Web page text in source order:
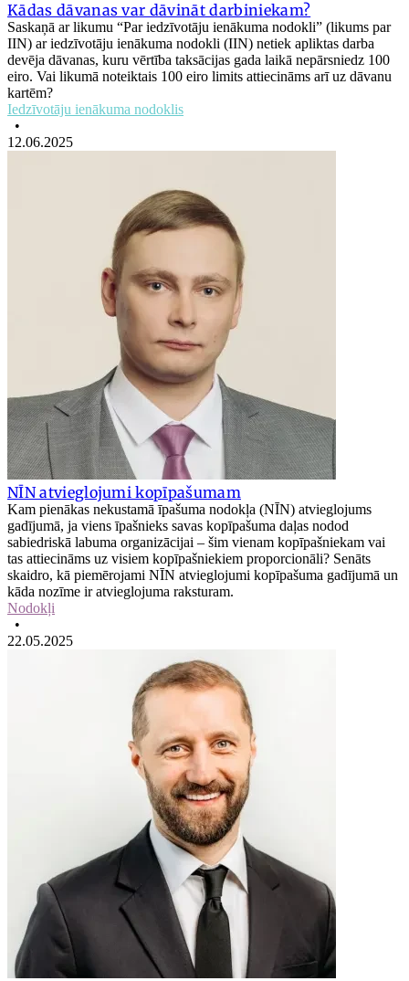
Kādas dāvanas var dāvināt darbiniekam?
Saskaņā ar likumu “Par iedzīvotāju ienākuma nodokli” (likums par
IIN) ar iedzīvotāju ienākuma nodokli (IIN) netiek apliktas darba
devēja dāvanas, kuru vērtība taksācijas gada laikā nepārsniedz 100
eiro. Vai likumā noteiktais 100 eiro limits attiecināms arī uz dāvanu
kartēm?
Iedzīvotāju ienākuma nodoklis
•
12.06.2025
NĪN atvieglojumi kopīpašumam
Kam pienākas nekustamā īpašuma nodokļa (NĪN) atvieglojums
gadījumā, ja viens īpašnieks savas kopīpašuma daļas nodod
sabiedriskā labuma organizācijai – šim vienam kopīpašniekam vai
tas attiecināms uz visiem kopīpašniekiem proporcionāli? Senāts
skaidro, kā piemērojami NĪN atvieglojumi kopīpašuma gadījumā un
kāda nozīme ir atvieglojuma raksturam.
Nodokļi
•
22.05.2025